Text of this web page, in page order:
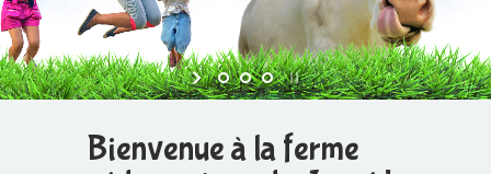
Bienvenue à la ferme